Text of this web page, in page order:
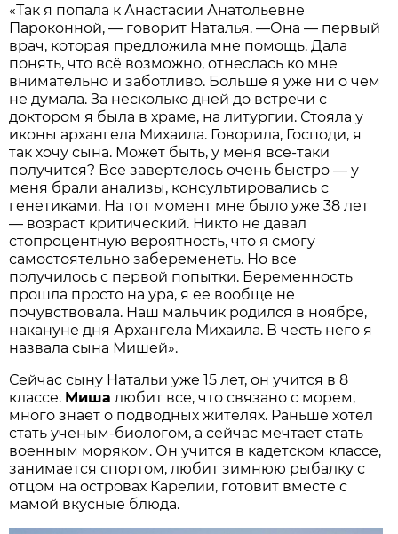
«Так я попала к Анастасии Анатольевне
Пароконной, — говорит Наталья. —Она — первый
врач, которая предложила мне помощь. Дала
понять, что всё возможно, отнеслась ко мне
внимательно и заботливо. Больше я уже ни о чем
не думала. За несколько дней до встречи с
доктором я была в храме, на литургии. Стояла у
иконы архангела Михаила. Говорила, Господи, я
так хочу сына. Может быть, у меня все-таки
получится? Все завертелось очень быстро — у
меня брали анализы, консультировались с
генетиками. На тот момент мне было уже 38 лет
— возраст критический. Никто не давал
стопроцентную вероятность, что я смогу
самостоятельно забеременеть. Но все
получилось с первой попытки. Беременность
прошла просто на ура, я ее вообще не
почувствовала. Наш мальчик родился в ноябре,
накануне дня Архангела Михаила. В честь него я
назвала сына Мишей».
Сейчас сыну Натальи уже 15 лет, он учится в 8
классе. Миша любит все, что связано с морем,
много знает о подводных жителях. Раньше хотел
стать ученым-биологом, а сейчас мечтает стать
военным моряком. Он учится в кадетском классе,
занимается спортом, любит зимнюю рыбалку с
отцом на островах Карелии, готовит вместе с
мамой вкусные блюда.